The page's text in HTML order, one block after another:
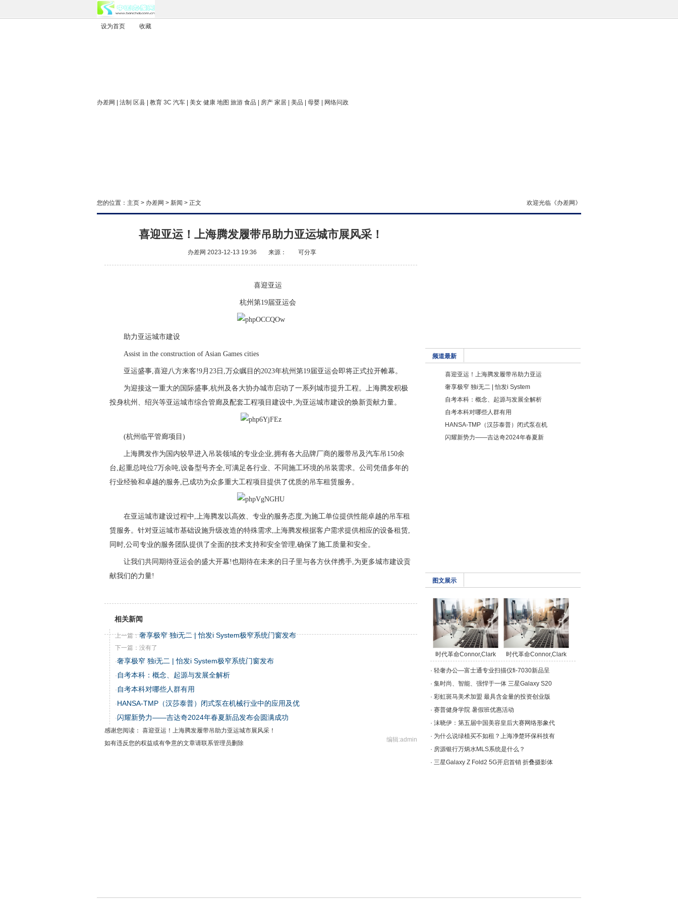
设为首页 收藏
办差网 | 法制 区县 | 教育 3C 汽车 | 美女 健康 地图 旅游 食品 | 房产 家居 | 美品 | 母婴 | 网络问政
您的位置： 主页 > 办差网 > 新闻 > 正文 欢迎光临《办差网》
喜迎亚运！上海腾发履带吊助力亚运城市展风采！
办差网 2023-12-13 19:36 来源： 可分享
喜迎亚运
杭州第19届亚运会
助力亚运城市建设
Assist in the construction of Asian Games cities
亚运盛事,喜迎八方来客!9月23日,万众瞩目的2023年杭州第19届亚运会即将正式拉开帷幕。
为迎接这一重大的国际盛事,杭州及各大协办城市启动了一系列城市提升工程。上海腾发积极
投身杭州、绍兴等亚运城市综合管廊及配套工程项目建设中,为亚运城市建设的焕新贡献力量。
(杭州临平管廊项目)
上海腾发作为国内较早进入吊装领域的专业企业,拥有各大品牌厂商的履带吊及汽车吊150余
台,起重总吨位7万余吨,设备型号齐全,可满足各行业、不同施工环境的吊装需求。公司凭借多年的
行业经验和卓越的服务,已成功为众多重大工程项目提供了优质的吊车租赁服务。
在亚运城市建设过程中,上海腾发以高效、专业的服务态度,为施工单位提供性能卓越的吊车租
赁服务。针对亚运城市基础设施升级改造的特殊需求,上海腾发根据客户需求提供相应的设备租赁,
同时,公司专业的服务团队提供了全面的技术支持和安全管理,确保了施工质量和安全。
让我们共同期待亚运会的盛大开幕!也期待在未来的日子里与各方伙伴携手,为更多城市建设贡
献我们的力量!
相关新闻
上一篇：奢享极窄 独i无二 | 怡发i System极窄系统门窗发布
下一篇：没有了
·奢享极窄 独i无二 | 怡发i System极窄系统门窗发布
· 自考本科：概念、起源与发展全解析
· 自考本科对哪些人群有用
·HANSA-TMP（汉莎泰普）闭式泵在机械行业中的应用及优
·闪耀新势力——吉达奇2024年春夏新品发布会圆满成功
感谢您阅读： 喜迎亚运！上海腾发履带吊助力亚运城市展风采！
如有违反您的权益或有争意的文章请联系管理员删除
编辑:admin
频道最新
喜迎亚运！上海腾发履带吊助力亚运
奢享极窄 独i无二 | 怡发i System
自考本科：概念、起源与发展全解析
自考本科对哪些人群有用
HANSA-TMP（汉莎泰普）闭式泵在机
闪耀新势力——吉达奇2024年春夏新
图文展示
时代革命Connor,Clark 时代革命Connor,Clark
· 轻奢办公—富士通专业扫描仪fi-7030新品呈
· 集时尚、智能、强悍于一体 三星Galaxy S20
· 彩虹斑马美术加盟 最具含金量的投资创业版
· 赛普健身学院 暑假班优惠活动
· 沫晓伊：第五届中国美容皇后大赛网络形象代
· 为什么说绿植买不如租？上海净楚环保科技有
· 房源银行万炳水MLS系统是什么？
· 三星Galaxy Z Fold2 5G开启首销 折叠摄影体